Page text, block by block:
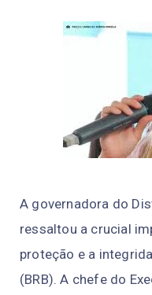
A governadora do D
ressaltou a crucial
proteção e a
(BRB). A chefe do